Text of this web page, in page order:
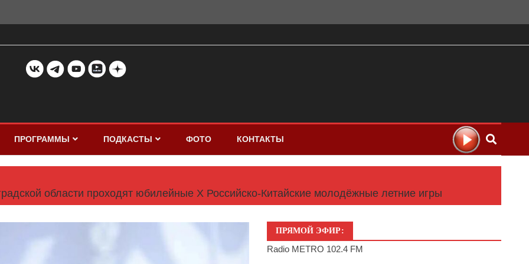
ПРОГРАММЫ ПОДКАСТЫ ФОТО КОНТАКТЫ
области проходят юбилейные X Российско-Китайские молодёжные летние игры
ПРЯМОЙ ЭФИР:
Radio METRO 102.4 FM